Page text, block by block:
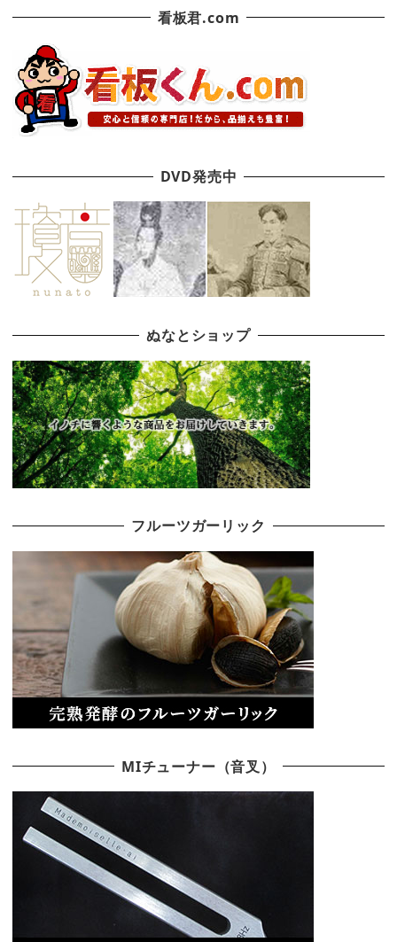
看板君.com
DVD発売中
ぬなとショップ
フルーツガーリック
MIチューナー（音叉）